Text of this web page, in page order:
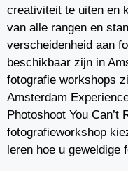
creativiteit te uiten en
van alle rangen en
verscheidenheid aan
beschikbaar zijn in
fotografie workshops
Amsterdam
Photoshoot You Can’t
fotografieworkshop
leren hoe u geweldige